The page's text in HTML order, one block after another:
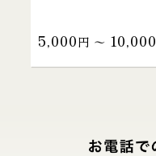
5,000円 〜 10,000